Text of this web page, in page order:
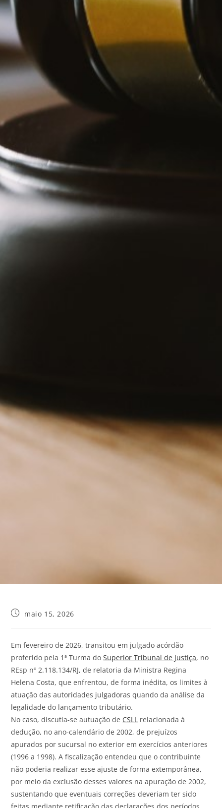
maio 15, 2026
Em fevereiro de 2026, transitou em julgado acórdão
proferido pela 1ª Turma doSuperior Tribunal de Justiça, no
REsp nº 2.118.134/RJ, de relatoria da Ministra Regina
Helena Costa, que enfrentou, de forma inédita, os limites à
atuação das autoridades julgadoras quando da análise da
legalidade do lançamento tributário.
No caso, discutia-se autuação de CSLL relacionada à
dedução, no ano-calendário de 2002, de prejuízos
apurados por sucursal no exterior em exercícios anteriores
(1996 a 1998). A fiscalização entendeu que o contribuinte
não poderia realizar esse ajuste de forma extemporânea,
por meio da exclusão desses valores na apuração de 2002,
sustentando que eventuais correções deveriam ter sido